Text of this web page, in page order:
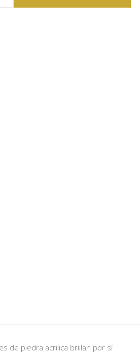
de piedra acrilica brillan por sí